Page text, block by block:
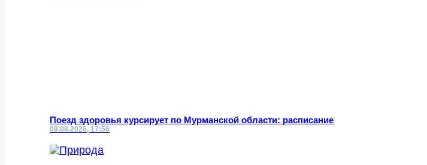
Поезд здоровья курсирует по Мурманской области: расписание
09.08.2026, 17:56